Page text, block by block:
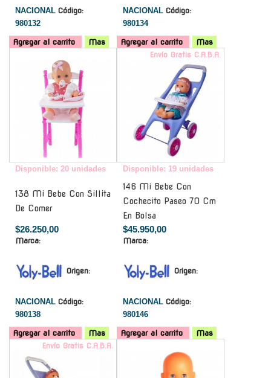
NACIONAL Código:
980132
Agregar al carrito Mas
NACIONAL Código:
980134
Agregar al carrito
Mas
Disponible: 20 unidades
138 Mi Bebe Con Sillita
De Comer
$26.250,00
Marca:
Origen:
NACIONAL Código:
980138
Agregar al carrito Mas
Envío Gratis C.A.B.A.
Disponible: 19 unidades
146 Mi Bebe Con
Cochecito Paseo 70 Cm
En Bolsa
$45.950,00
Marca:
Origen:
NACIONAL Código:
980146
Agregar al carrito
Mas
Envío Gratis C.A.B.A.